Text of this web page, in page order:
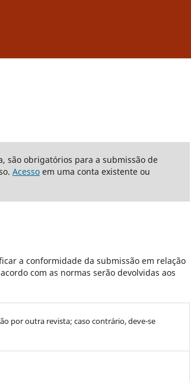
são obrigatórios para a submissão de
Acesso em uma conta existente ou
a conformidade da submissão em relação
com as normas serão devolvidas aos
por outra revista; caso contrário, deve-se